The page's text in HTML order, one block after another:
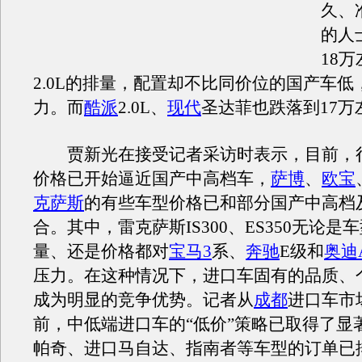
久、
的人
18万
2.0L的排量，配置却不比同价位的国产车低
力。而酷派2.0L、 现代圣达菲也跌落到17万
贾新光在接受记者采访时表示，目前，
价格已开始逼近国产中高档车， 萨博、 欧宝
克萨斯的有些车型价格已和部分国产中高档
合。其中，雷克萨斯IS300、ES350无论是
量、还是价格都对宝马3系、 奔驰E级和奥
压力。在这种情况下，进口车固有的品质、
成为明显的竞争优势。记者从成都进口车市
前，中低端进口车的“低价”策略已取得了显
帕奇、进口马自达、指南者等车型的订单已